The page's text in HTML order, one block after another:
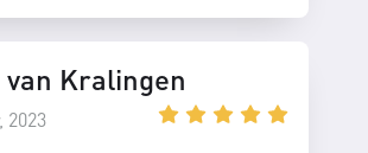
van Kralingen
2023